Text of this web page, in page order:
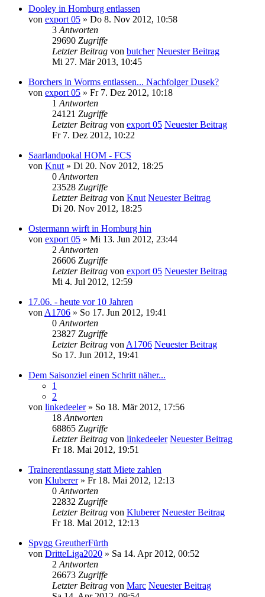
Dooley in Homburg entlassen
von export 05 » Do 8. Nov 2012, 10:58
3 Antworten
29690 Zugriffe
Letzter Beitrag von butcher Neuester Beitrag
Mi 27. Mär 2013, 10:45
Borchers in Worms entlassen... Nachfolger Dusek?
von export 05 » Fr 7. Dez 2012, 10:18
1 Antworten
24121 Zugriffe
Letzter Beitrag von export 05 Neuester Beitrag
Fr 7. Dez 2012, 10:22
Saarlandpokal HOM - FCS
von Knut » Di 20. Nov 2012, 18:25
0 Antworten
23528 Zugriffe
Letzter Beitrag von Knut Neuester Beitrag
Di 20. Nov 2012, 18:25
Ostermann wirft in Homburg hin
von export 05 » Mi 13. Jun 2012, 23:44
2 Antworten
26606 Zugriffe
Letzter Beitrag von export 05 Neuester Beitrag
Mi 4. Jul 2012, 12:59
17.06. - heute vor 10 Jahren
von A1706 » So 17. Jun 2012, 19:41
0 Antworten
23827 Zugriffe
Letzter Beitrag von A1706 Neuester Beitrag
So 17. Jun 2012, 19:41
Dem Saisonziel einen Schritt näher...
1
2
von linkedeeler» So 18. Mär 2012, 17:56
18 Antworten
68865 Zugriffe
Letzter Beitrag von linkedeeler Neuester Beitrag
Fr 18. Mai 2012, 19:51
Trainerentlassung statt Miete zahlen
von Kluberer» Fr 18. Mai 2012, 12:13
0 Antworten
22832 Zugriffe
Letzter Beitrag von Kluberer Neuester Beitrag
Fr 18. Mai 2012, 12:13
Spvgg GreutherFürth
von DritteLiga2020 » Sa 14. Apr 2012, 00:52
2 Antworten
26673 Zugriffe
Letzter Beitrag von Marc Neuester Beitrag